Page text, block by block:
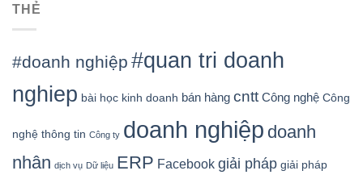
THẺ
#doanh nghiệp #quan tri doanh
nghiep bài học kinh doanh bán hàng cntt Công nghệ Công
nghệ thông tin Công ty doanh nghiệp doanh
nhân dịch vụ Dữ liệu ERP Facebook giải pháp giải pháp